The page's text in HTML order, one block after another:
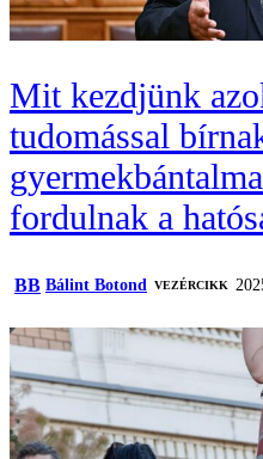
Mit kezdjünk
tudomással
fordulnak a
BB Bálint Botond VEZÉRCIKK